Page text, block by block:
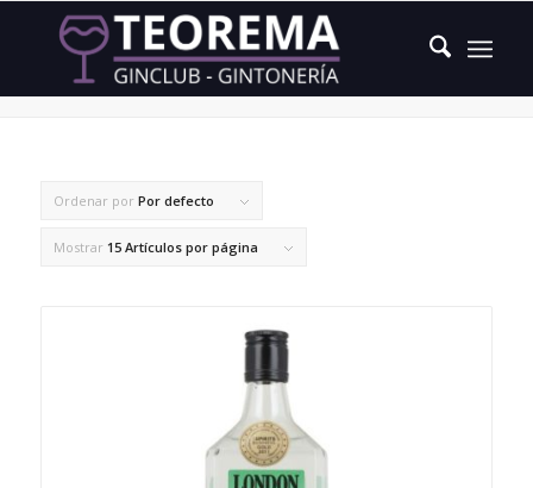
dos tipos de cilantro
Ordenar por Por defecto
Mostrar 15 Artículos por página